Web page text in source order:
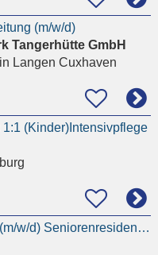
(m/w/d)
Tangerhütte GmbH
in Langen Cuxhaven
(Kinder)Intensivpflege
Pflegedienstleitung (m/w/d) Seniorenresidenz Haus Eichhof